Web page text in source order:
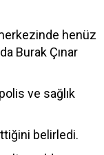
henüz
Burak Çınar
ve sağlık
belirledi.